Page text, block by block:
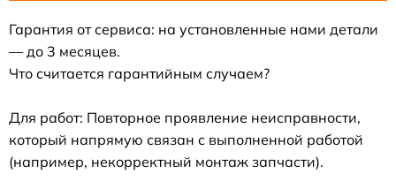
Гарантия от сервиса: на установленные нами детали
— до 3 месяцев.
Что считается гарантийным случаем?
Для работ: Повторное проявление неисправности,
который напрямую связан с выполненной работой
(например, некорректный монтаж запчасти).